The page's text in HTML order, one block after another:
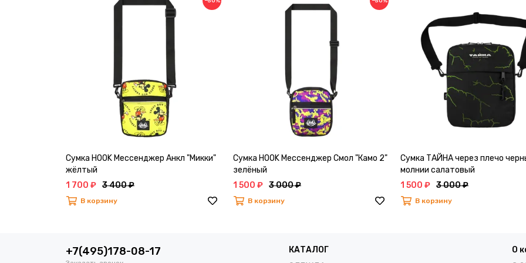
Сумка HOOK Мессенджер Анкл "Микки"
жёлтый
1 700 ₽ 3 400 ₽
В корзину
Сумка HOOK Мессенджер Смол "Камо 2"
зелёный
1 500 ₽ 3 000 ₽
В корзину
Сумка ТАЙНА через плечо
молнии салатовый
1 500 ₽ 3 000 ₽
В корзину
+7(495)178-08-17
КАТАЛОГ
О